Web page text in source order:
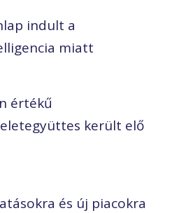
indult a
miatt
értékű
került elő
és új piacokra